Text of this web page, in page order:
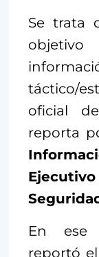
Se trata
táctico/
oficial
reporta
En ese
reportó